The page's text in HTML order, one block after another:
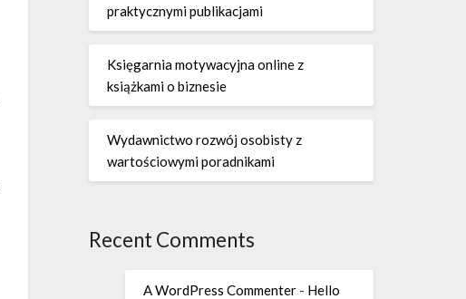
praktycznymi publikacjami
Księgarnia motywacyjna online z
książkami o biznesie
Wydawnictwo rozwój osobisty z
wartościowymi poradnikami
Recent Comments
A WordPress Commenter- Hello